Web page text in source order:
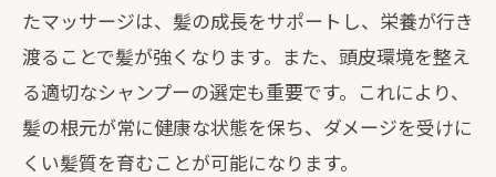
たマッサージは、髪の成長をサポートし、栄養が行き
渡ることで髪が強くなります。また、頭皮環境を整え
る適切なシャンプーの選定も重要です。これにより、
髪の根元が常に健康な状態を保ち、ダメージを受けに
くい髪質を育むことが可能になります。